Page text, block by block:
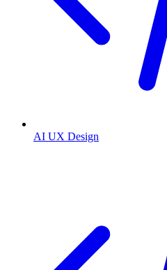
AI UX Design